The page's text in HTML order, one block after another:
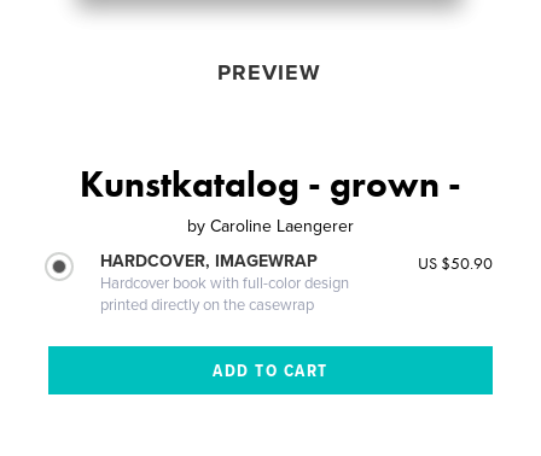
PREVIEW
Kunstkatalog - grown -
by Caroline Laengerer
HARDCOVER, IMAGEWRAP
Hardcover book with full-color design
printed directly on the casewrap
US $50.90